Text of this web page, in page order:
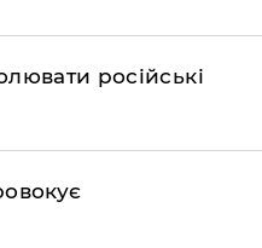
російські